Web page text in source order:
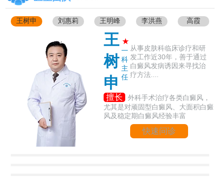
王树申 刘惠莉 王明峰 李洪燕 高霞
王
树
申
★
一
科
主
任
从事皮肤科临床诊疗和研
发工作近30年，善于通过
白癜风发病诱因来寻找治
疗方法....
擅长
外科手术治疗各类白癜风，
尤其是对顽固型白癜风、大面积白癜
风及稳定期白癜风经验丰富
快速问诊